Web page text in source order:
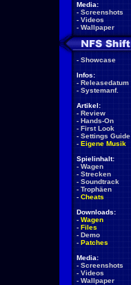
Media:
- Screenshots
- Videos
- Wallpaper
- Showcase
Infos:
- Releasedatum
- Systemanf.
Artikel:
- Review
- Hands-On
- First Look
- Settings Guide
- Eigene Musik
Spielinhalt:
- Wagen
- Strecken
- Soundtrack
- Trophäen
- Cheats
Downloads:
- Wagen
- Files
- Demo
- Patches
Media:
- Screenshots
- Videos
- Wallpaper